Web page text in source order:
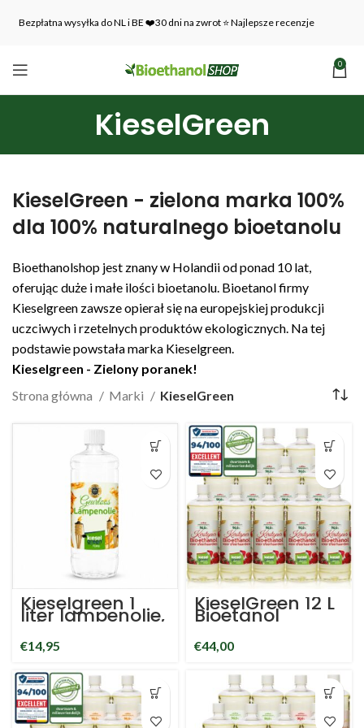
Bezpłatna wysyłka do NL i BE ❤️30 dni na zwrot ⭐ Najlepsze recenzje
0
KieselGreen
KieselGreen - zielona marka 100%
dla 100% naturalnego bioetanolu
Bioethanolshop jest znany w Holandii od ponad 10 lat,
oferując duże i małe ilości bioetanolu. Bioetanol firmy
Kieselgreen zawsze opierał się na europejskiej produkcji
uczciwych i rzetelnych produktów ekologicznych. Na tej
podstawie powstała marka Kieselgreen.
Kieselgreen - Zielony poranek!
Strona główna
Marki KieselGreen
Kieselgreen 1
liter lampenolie,
olie voor
tuinlampen en
fakkels
met minimale
rook- en
roetvorming
€14,95
KieselGreen 12 L
Bioetanol
Zapach
świąteczny
96.6% home
bioethanol
€44,00